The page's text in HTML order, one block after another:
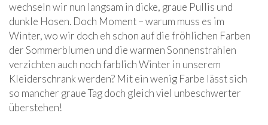
wechseln wir nun langsam in dicke, graue Pullis und
dunkle Hosen. Doch Moment – warum muss es im
Winter, wo wir doch eh schon auf die fröhlichen Farben
der Sommerblumen und die warmen Sonnenstrahlen
verzichten auch noch farblich Winter in unserem
Kleiderschrank werden? Mit ein wenig Farbe lässt sich
so mancher graue Tag doch gleich viel unbeschwerter
überstehen!